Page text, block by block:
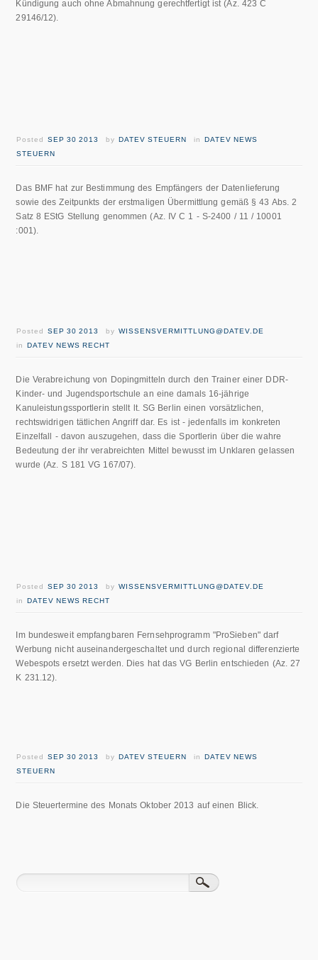
Kündigung auch ohne Abmahnung gerechtfertigt ist (Az. 423 C
29146/12).
PostedSEP 30 2013 byDATEV STEUERN inDATEV NEWS
STEUERN
Das BMF hat zur Bestimmung des Empfängers der Datenlieferung
sowie des Zeitpunkts der erstmaligen Übermittlung gemäß § 43 Abs. 2
Satz 8 EStG Stellung genommen (Az. IV C 1 - S-2400 / 11 / 10001
:001).
PostedSEP 30 2013 byWISSENSVERMITTLUNG@DATEV.DE
inDATEV NEWS RECHT
Die Verabreichung von Dopingmitteln durch den Trainer einer DDR-
Kinder- und Jugendsportschule an eine damals 16-jährige
Kanuleistungssportlerin stellt lt. SG Berlin einen vorsätzlichen,
rechtswidrigen tätlichen Angriff dar. Es ist - jedenfalls im konkreten
Einzelfall - davon auszugehen, dass die Sportlerin über die wahre
Bedeutung der ihr verabreichten Mittel bewusst im Unklaren gelassen
wurde (Az. S 181 VG 167/07).
PostedSEP 30 2013 byWISSENSVERMITTLUNG@DATEV.DE
inDATEV NEWS RECHT
Im bundesweit empfangbaren Fernsehprogramm "ProSieben" darf
Werbung nicht auseinandergeschaltet und durch regional differenzierte
Webespots ersetzt werden. Dies hat das VG Berlin entschieden (Az. 27
K 231.12).
PostedSEP 30 2013 byDATEV STEUERN inDATEV NEWS
STEUERN
Die Steuertermine des Monats Oktober 2013 auf einen Blick.